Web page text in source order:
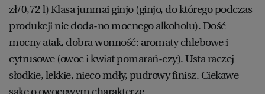
zł/0,72 l) Klasa junmai ginjo (ginjo, do którego podczas
produkcji nie doda-no mocnego alkoholu). Dość
mocny atak, dobra wonność: aromaty chlebowe i
cytrusowe (owoc i kwiat pomarań-czy). Usta raczej
słodkie, lekkie, nieco mdły, pudrowy finisz. Ciekawe
sake o owocowym charakterze.